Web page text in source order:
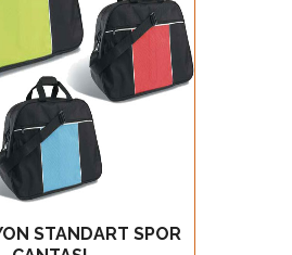
AT
STANDART SPOR